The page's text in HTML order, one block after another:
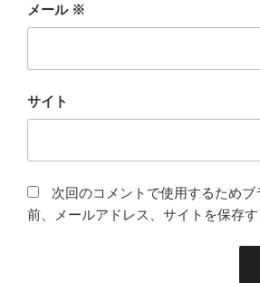
メール ※
サイト
次回のコメントで使用するためブ
前、メールアドレス、サイトを保存す